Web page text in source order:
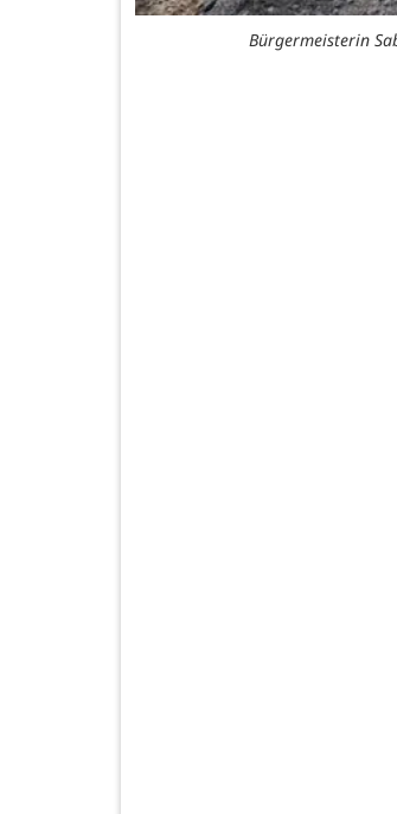
Bürgermeisterin